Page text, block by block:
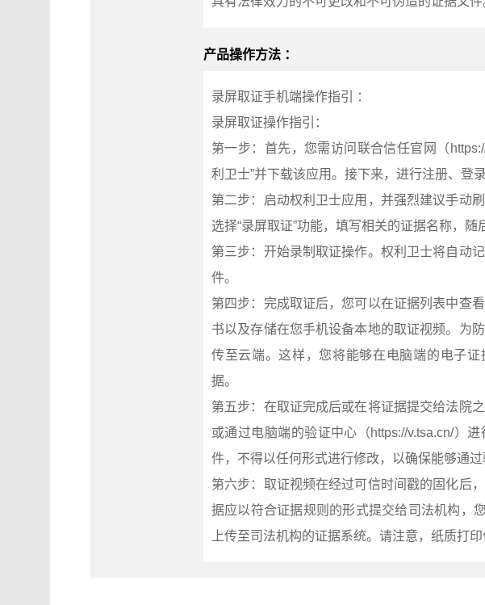
产品操作方法 ：
录屏取证手机端操作指引 ：
录屏取证操作指引：
第一步：首先，您需访问联合信任官网（
利卫士”并下载该应用。接下来，进行注册、登
第二步：启动权利卫士应用，并强烈建议手动
选择“录屏取证”功能，填写相关的证据名称，随
第三步：开始录制取证操作。权利卫士将自动
件。
第四步：完成取证后，您可以在证据列表中查
书以及存储在您手机设备本地的取证视频。为
传至云端。这样，您将能够在电脑端的电子证
据。
第五步：在取证完成后或在将证据提交给法院
或通过电脑端的验证中心（https://v.tsa.cn/）
件，不得以任何形式进行修改，以确保能够通过
第六步：取证视频在经过可信时间戳的固化后
据应以符合证据规则的形式提交给司法机构，
上传至司法机构的证据系统。请注意，纸质打